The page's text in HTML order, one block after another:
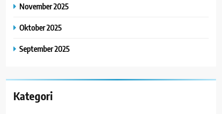
November 2025
Oktober 2025
September 2025
Kategori